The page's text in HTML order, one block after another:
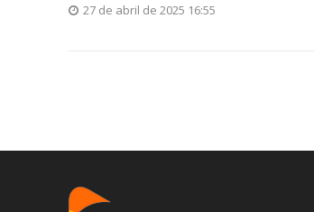
27 de abril de 2025 16:55